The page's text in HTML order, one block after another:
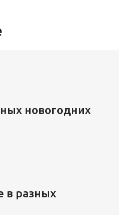
новогодних
в разных